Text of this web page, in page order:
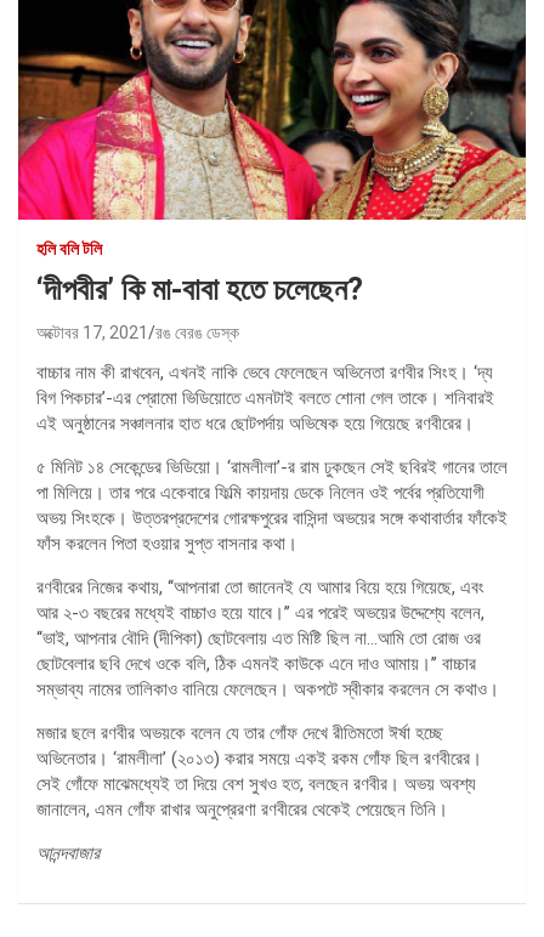
হলি বলি টলি
‘দীপবীর’ কি মা-বাবা হতে চলেছেন?
অক্টোবর 17, 2021 রঙ বেরঙ ডেস্ক
বাচ্চার নাম কী রাখবেন, এখনই নাকি ভেবে ফেলেছেন অভিনেতা রণবীর সিংহ। ‘দ্য
বিগ পিকচার’-এর প্রোমো ভিডিয়োতে এমনটাই বলতে শোনা গেল তাকে। শনিবারই
এই অনুষ্ঠানের সঞ্চালনার হাত ধরে ছোটপর্দায় অভিষেক হয়ে গিয়েছে রণবীরের।
৫ মিনিট ১৪ সেকেন্ডের ভিডিয়ো। ‘রামলীলা’-র রাম ঢুকছেন সেই ছবিরই গানের তালে
পা মিলিয়ে। তার পরে একেবারে ফিল্মি কায়দায় ডেকে নিলেন ওই পর্বের প্রতিযোগী
অভয় সিংহকে। উত্তরপ্রদেশের গোরক্ষপুরের বাসিন্দা অভয়ের সঙ্গে কথাবার্তার ফাঁকেই
ফাঁস করলেন পিতা হওয়ার সুপ্ত বাসনার কথা।
রণবীরের নিজের কথায়, ‘‘আপনারা তো জানেনই যে আমার বিয়ে হয়ে গিয়েছে, এবং
আর ২-৩ বছরের মধ্যেই বাচ্চাও হয়ে যাবে।’’ এর পরেই অভয়ের উদ্দেশ্যে বলেন,
‘‘ভাই, আপনার বৌদি (দীপিকা) ছোটবেলায় এত মিষ্টি ছিল না…আমি তো রোজ ওর
ছোটবেলার ছবি দেখে ওকে বলি, ঠিক এমনই কাউকে এনে দাও আমায়।’’ বাচ্চার
সম্ভাব্য নামের তালিকাও বানিয়ে ফেলেছেন। অকপটে স্বীকার করলেন সে কথাও।
মজার ছলে রণবীর অভয়কে বলেন যে তার গোঁফ দেখে রীতিমতো ঈর্ষা হচ্ছে
অভিনেতার। ‘রামলীলা’ (২০১৩) করার সময়ে একই রকম গোঁফ ছিল রণবীরের।
সেই গোঁফে মাঝেমধ্যেই তা দিয়ে বেশ সুখও হত, বলছেন রণবীর। অভয় অবশ্য
জানালেন, এমন গোঁফ রাখার অনুপ্রেরণা রণবীরের থেকেই পেয়েছেন তিনি।
আনন্দবাজার